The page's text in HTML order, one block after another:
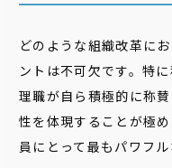
どのような組織改革に
ントは不可欠です。特
理職が自ら積極的に称
性を体現することが極
員にとって最もパワフ